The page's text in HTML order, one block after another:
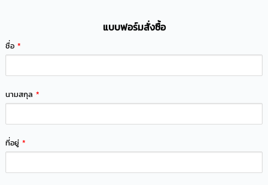
แบบฟอร์มสั่งซื้อ
ชื่อ*
นามสกุล*
ที่อยู่*